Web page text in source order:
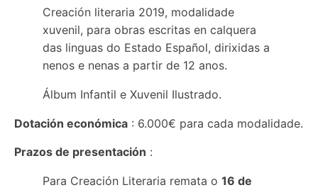
Creación literaria 2019, modalidade
xuvenil, para obras escritas en calquera
das linguas do Estado Español, dirixidas a
nenos e nenas a partir de 12 anos.
Álbum Infantil e Xuvenil Ilustrado.
Dotación económica : 6.000€ para cada modalidade.
Prazos de presentación :
Para Creación Literaria remata o 16 de